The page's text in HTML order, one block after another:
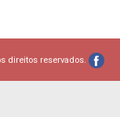
direitos reservados.